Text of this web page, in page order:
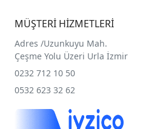
MÜŞTERİ HİZMETLERİ
Adres /Uzunkuyu Mah.
Çeşme Yolu Üzeri Urla İzmir
0232 712 10 50
0532 623 32 62